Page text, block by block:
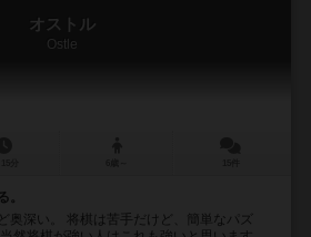
オストル
Ostle
。
奥深い。 将棋は苦手だけど、簡単なパズ